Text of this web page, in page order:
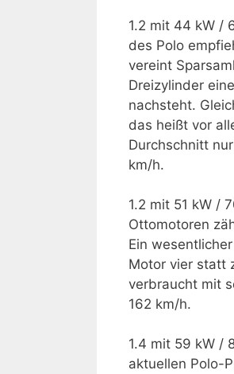
1.2 mit 44 kW /
des Polo
vereint
Dreizylinder
nachsteht.
das heißt vor
Durchschnitt
km/h.
1.2 mit 51 kW /
Ottomotoren
Ein
Motor vier statt
verbraucht mit
162 km/h.
1.4 mit 59 kW /
aktuellen Polo-